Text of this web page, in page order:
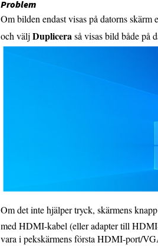
Problem
Om bilden endast visas på datorns skärm
och välj Dupliceraså visas bild både på
Om det inte hjälper tryck, skärmens knapp
med HDMI-kabel (eller adapter till
vara i pekskärmens första HDMI-port/